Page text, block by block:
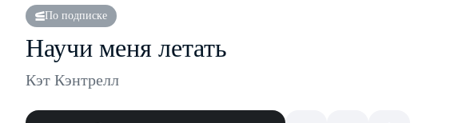
По подписке
Научи меня летать
Кэт Кэнтрелл